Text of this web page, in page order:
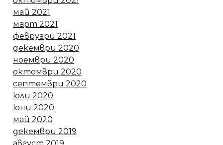
май 2021
март 2021
февруари 2021
декември 2020
ноември 2020
октомври 2020
септември 2020
юли 2020
юни 2020
май 2020
декември 2019